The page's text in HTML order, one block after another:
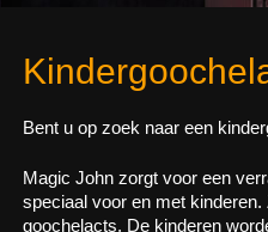
Bent u op zoek naar een
Magic John zorgt voor een
speciaal voor en met
goochelacts. De kinderen